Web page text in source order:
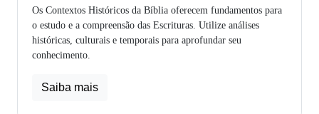
Os Contextos Históricos da Bíblia oferecem fundamentos para
o estudo e a compreensão das Escrituras. Utilize análises
históricas, culturais e temporais para aprofundar seu
conhecimento.
Saiba mais